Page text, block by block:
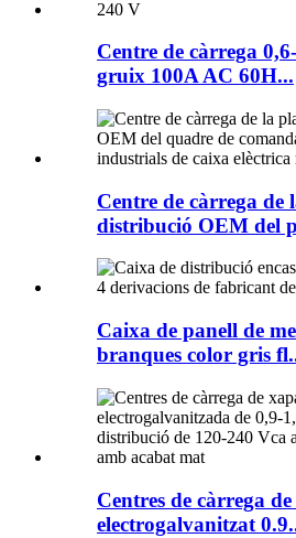
Centre de càrrega
gruix 100A AC 60H...
Centre de càrrega de
distribució OEM del
Caixa de panell de
branques color gris
Centres de càrrega
electrogalvanitzat